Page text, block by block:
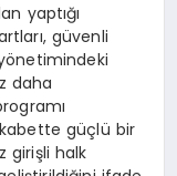
yaptığı
güvenli
daha
güçlü bir
girişli halk